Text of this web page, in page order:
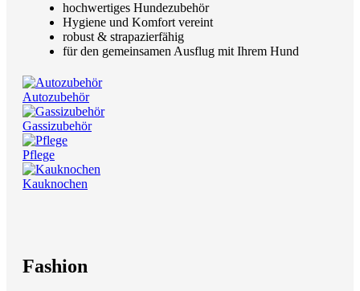
hochwertiges Hundezubehör
Hygiene und Komfort vereint
robust & strapazierfähig
für den gemeinsamen Ausflug mit Ihrem Hund
Autozubehör
Gassizubehör
Pflege
Kauknochen
Fashion